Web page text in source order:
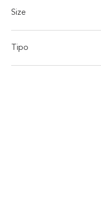
Grey
White
Size
20×12
Tipo